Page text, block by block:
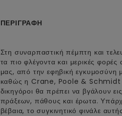
ΠΕΡΙΓΡΑΦΗ
Στη συναρπαστική πέμπτη και
τα πιο φλέγοντα και μερικές
μας, από την εφηβική εγκυμοσύνη
καθώς η Crane, Poole & Schmidt
δικηγόροι θα πρέπει να βγάλουν
πράξεων, πάθους και έρωτα.
βέβαια, το συγκινητικό φινάλε